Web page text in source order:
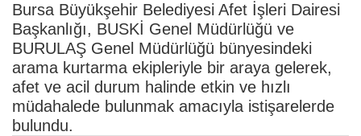
Bursa Büyükşehir Belediyesi Afet İşleri Dairesi
Başkanlığı, BUSKİ Genel Müdürlüğü ve
BURULAŞ Genel Müdürlüğü bünyesindeki
arama kurtarma ekipleriyle bir araya gelerek,
afet ve acil durum halinde etkin ve hızlı
müdahalede bulunmak amacıyla istişarelerde
bulundu.